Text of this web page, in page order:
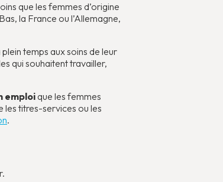
que les femmes d’origine
la France ou l’Allemagne,
temps aux soins de leur
qui souhaitent travailler,
emploique les femmes
les titres-services ou les
.